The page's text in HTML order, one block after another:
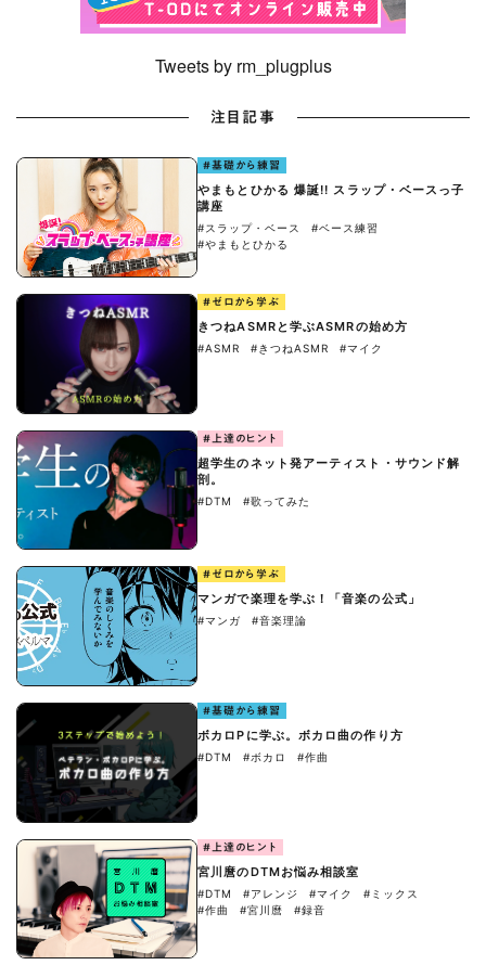
Tweets by rm_plugplus
注目記事
#基礎から練習
やまもとひかる 爆誕!! スラップ・ベースっ子
講座
#スラップ・ベース
#ベース練習
#やまもとひかる
#ゼロから学ぶ
きつねASMRと学ぶASMRの始め方
#ASMR #きつねASMR #マイク
#上達のヒント
超学生のネット発アーティスト・サウンド解
剖。
#DTM #歌ってみた
#ゼロから学ぶ
マンガで楽理を学ぶ！「音楽の公式」
#マンガ #音楽理論
#基礎から練習
ボカロPに学ぶ。ボカロ曲の作り方
#DTM #ボカロ #作曲
#上達のヒント
宮川麿のDTMお悩み相談室
#DTM #アレンジ #マイク
#ミックス
#作曲
#宮川麿 #録音